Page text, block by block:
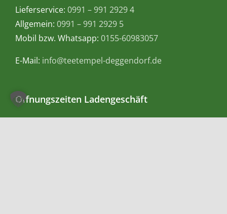
Lieferservice: 0991 – 991 2929 4
Allgemein: 0991 – 991 2929 5
Mobil bzw. Whatsapp: 0155-60983057
E-Mail: info@teetempel-deggendorf.de
Öffnungszeiten Ladengeschäft